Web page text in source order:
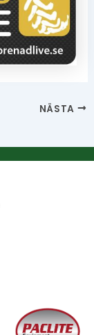
NÄSTA